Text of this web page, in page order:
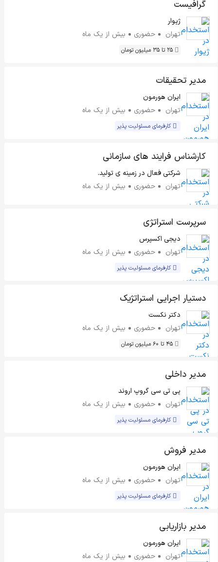
گرافیست
ژیوار
تهران
حضوری بیش از یک ماه
25 تا 35 میلیون تومان
مدیر تحقیقات
ایران هورمون
تهران
حضوری بیش از یک ماه
کارفرمای مسئولیت پذیر
کارشناس فرایند های سازمانی
شرکتی فعال در زمینه ی تولید.
تهران
حضوری بیش از یک ماه
سرپرست استراتژی
دیجی اکسپرس
تهران
حضوری بیش از یک ماه
کارفرمای مسئولیت پذیر
دستیار اجرایی استراتژیک
دکتر نکست
تهران
حضوری بیش از یک ماه
45 تا 60 میلیون تومان
مدیر داخلی
پی تی سی گروپ اروند
تهران
حضوری بیش از یک ماه
کارفرمای مسئولیت پذیر
مدیر فروش
ایران هورمون
تهران
حضوری بیش از یک ماه
کارفرمای مسئولیت پذیر
مدیر بازاریابی
ایران هورمون
تهران
حضوری بیش از یک ماه